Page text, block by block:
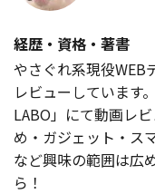
経歴・資格・著書
やさぐれ系現役WEB
レビューしています
LABO」にて動画レ
め・ガジェット・ス
など興味の範囲は広
ら！